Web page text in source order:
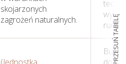
PRZESUŃ TABELĘ
skojarzonych
zagrożeń naturalnych.
rud